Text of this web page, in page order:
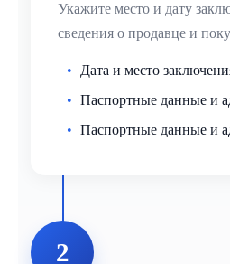
Укажите место и дату
сведения о продавце и
Дата и место
Паспортные данные и
Паспортные данные и
2